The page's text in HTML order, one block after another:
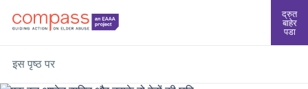
द्रुत
बाहेर
पडा
इस पृष्ठ पर